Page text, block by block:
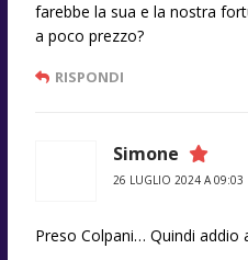
farebbe la sua e la nostra
a poco prezzo?
RISPONDI
Simone
26 LUGLIO 2024 A 09:03
Preso Colpani… Quindi addio